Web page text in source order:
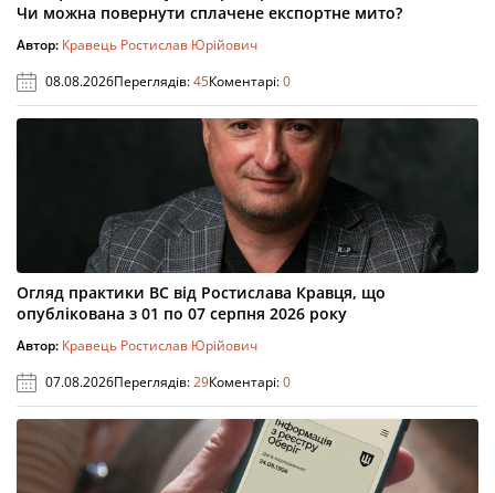
Чи можна повернути сплачене експортне мито?
Автор: Кравець Ростислав Юрійович
08.08.2026Переглядів:45Коментарі:0
Огляд практики ВС від Ростислава Кравця, що
опублікована з 01 по 07 серпня 2026 року
Автор: Кравець Ростислав Юрійович
07.08.2026Переглядів:29Коментарі:0